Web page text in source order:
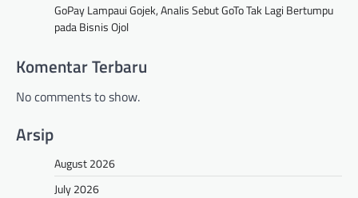
GoPay Lampaui Gojek, Analis Sebut GoTo Tak Lagi Bertumpu
pada Bisnis Ojol
Komentar Terbaru
No comments to show.
Arsip
August 2026
July 2026